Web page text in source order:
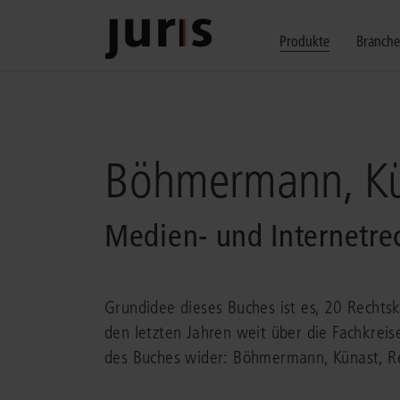
Produkte
Schalten Sie mit unseren flexibel
juris Recht
juris Business
juris Akademie
Erfahren Sie, welche Vorteile die
Fragen zum juris Portal oder zu
Böhmermann,
Medien- und
Grundidee dieses Buches ist es, 20
den letzten Jahren weit über die
des Buches wider: Böhmermann, Künast,